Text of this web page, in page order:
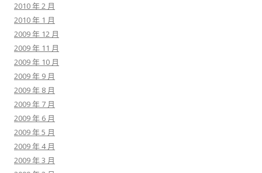
2010 年 2 月
2010 年 1 月
2009 年 12 月
2009 年 11 月
2009 年 10 月
2009 年 9 月
2009 年 8 月
2009 年 7 月
2009 年 6 月
2009 年 5 月
2009 年 4 月
2009 年 3 月